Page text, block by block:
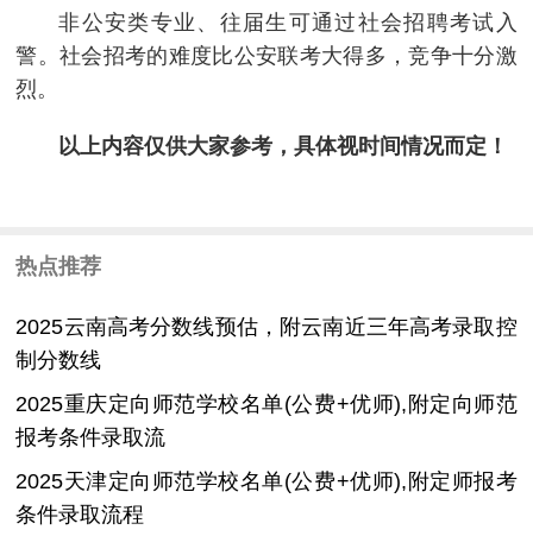
非公安类专业、往届生可通过社会招聘考试入
警。社会招考的难度比公安联考大得多，竞争十分激
烈。
以上内容仅供大家参考，具体视时间情况而定！
热点推荐
2025云南高考分数线预估，附云南近三年高考录取控
制分数线
2025重庆定向师范学校名单(公费+优师),附定向师范
报考条件录取流
2025天津定向师范学校名单(公费+优师),附定师报考
条件录取流程